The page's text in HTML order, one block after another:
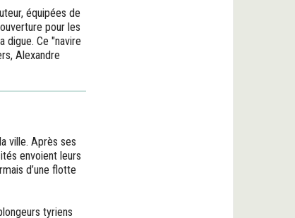
équipées de
pour les
digue. Ce "navire
Alexandre
ville. Après ses
envoient leurs
d’une flotte
tyriens